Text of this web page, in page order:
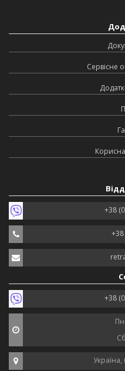
Сервісне
+38
+38
Україна,